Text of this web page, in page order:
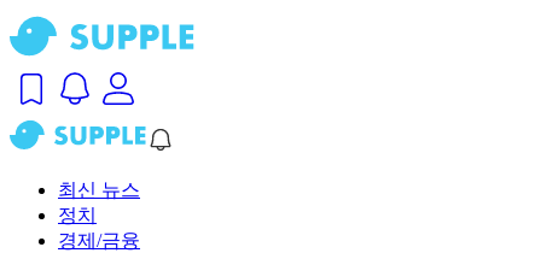
최신 뉴스
정치
경제/금융